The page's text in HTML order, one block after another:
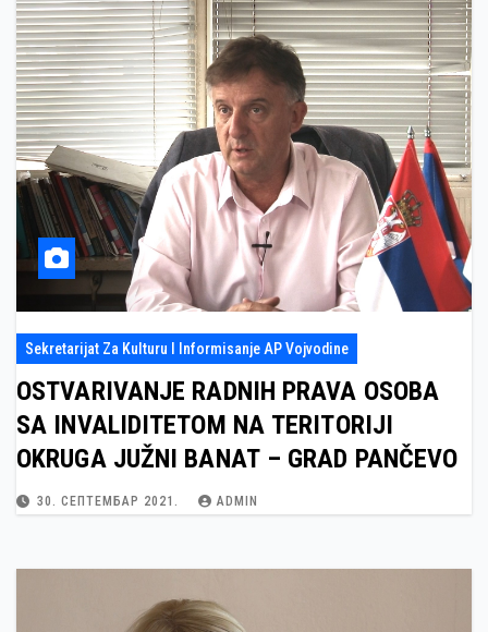
Sekretarijat Za Kulturu I Informisanje AP Vojvodine
OSTVARIVANJE RADNIH PRAVA OSOBA
SA INVALIDITETOM NA TERITORIJI
OKRUGA JUŽNI BANAT – GRAD PANČEVO
30. СЕПТЕМБАР 2021. ADMIN